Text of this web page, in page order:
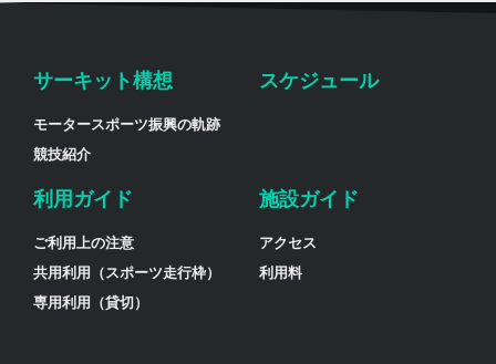
サーキット構想
モータースポーツ振興の軌跡
競技紹介
スケジュール
利用ガイド
ご利用上の注意
共用利用（スポーツ走行枠）
専用利用（貸切）
施設ガイド
アクセス
利用料